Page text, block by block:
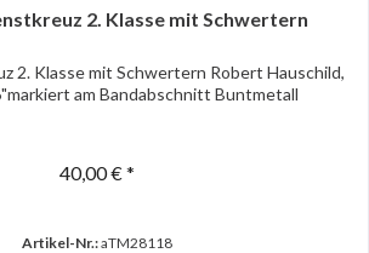
2. Klasse mit Schwertern
2. Klasse mit Schwertern Robert Hauschild,
am Bandabschnitt Buntmetall
40,00 € *
Artikel-Nr.:aTM28118